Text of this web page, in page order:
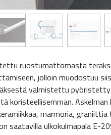
ruostumattomasta
jolloin muodostuu
valmistettu pyöristetty
koristeellisemman.
marmoria,
saatavilla ulkokulmapala E-